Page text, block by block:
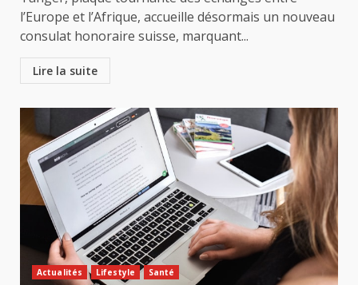
l’Europe et l’Afrique, accueille désormais un nouveau
consulat honoraire suisse, marquant...
Lire la suite
Actualités Lifestyle Santé